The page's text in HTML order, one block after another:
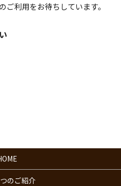
利用をお待ちしています。
のご紹介